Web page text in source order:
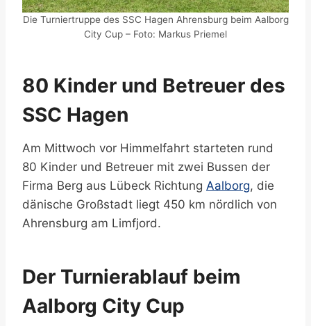
Die Turniertruppe des SSC Hagen Ahrensburg beim Aalborg
City Cup – Foto: Markus Priemel
80 Kinder und Betreuer des
SSC Hagen
Am Mittwoch vor Himmelfahrt starteten rund
80 Kinder und Betreuer mit zwei Bussen der
Firma Berg aus Lübeck Richtung Aalborg, die
dänische Großstadt liegt 450 km nördlich von
Ahrensburg am Limfjord.
Der Turnierablauf beim
Aalborg City Cup